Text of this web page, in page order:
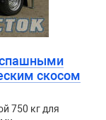
скосом
750 кг для